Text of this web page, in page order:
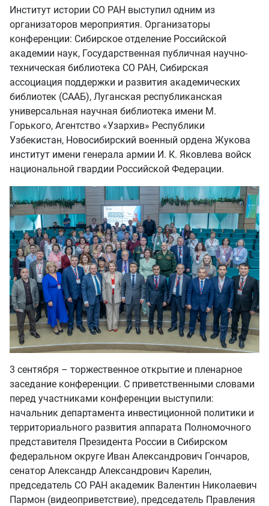
Институт истории СО РАН выступил одним из
организаторов мероприятия. Организаторы
конференции: Сибирское отделение Российской
академии наук, Государственная публичная научно-
техническая библиотека СО РАН, Сибирская
ассоциация поддержки и развития академических
библиотек (СААБ), Луганская республиканская
универсальная научная библиотека имени М.
Горького, Агентство «Узархив» Республики
Узбекистан, Новосибирский военный ордена Жукова
институт имени генерала армии И. К. Яковлева войск
национальной гвардии Российской Федерации.
3 сентября – торжественное открытие и пленарное
заседание конференции. С приветственными словами
перед участниками конференции выступили:
начальник департамента инвестиционной политики и
территориального развития аппарата Полномочного
представителя Президента России в Сибирском
федеральном округе Иван Александрович Гончаров,
сенатор Александр Александрович Карелин,
председатель СО РАН академик Валентин Николаевич
Пармон (видеоприветствие), председатель Правления